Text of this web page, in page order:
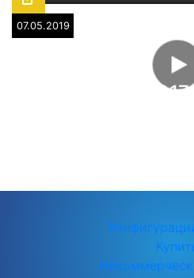
07.05.2019
ЛИРА САПР 2017: